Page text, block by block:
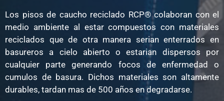
Los pisos de caucho reciclado RCP® colaboran con el
medio ambiente al estar compuestos con materiales
reciclados que de otra manera serian enterrados en
basureros a cielo abierto o estarian dispersos por
cualquier parte generando focos de enfermedad o
cumulos de basura. Dichos materiales son altamente
durables, tardan mas de 500 años en degradarse.